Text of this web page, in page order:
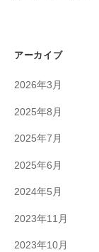
アーカイブ
2026年3月
2025年8月
2025年7月
2025年6月
2024年5月
2023年11月
2023年10月